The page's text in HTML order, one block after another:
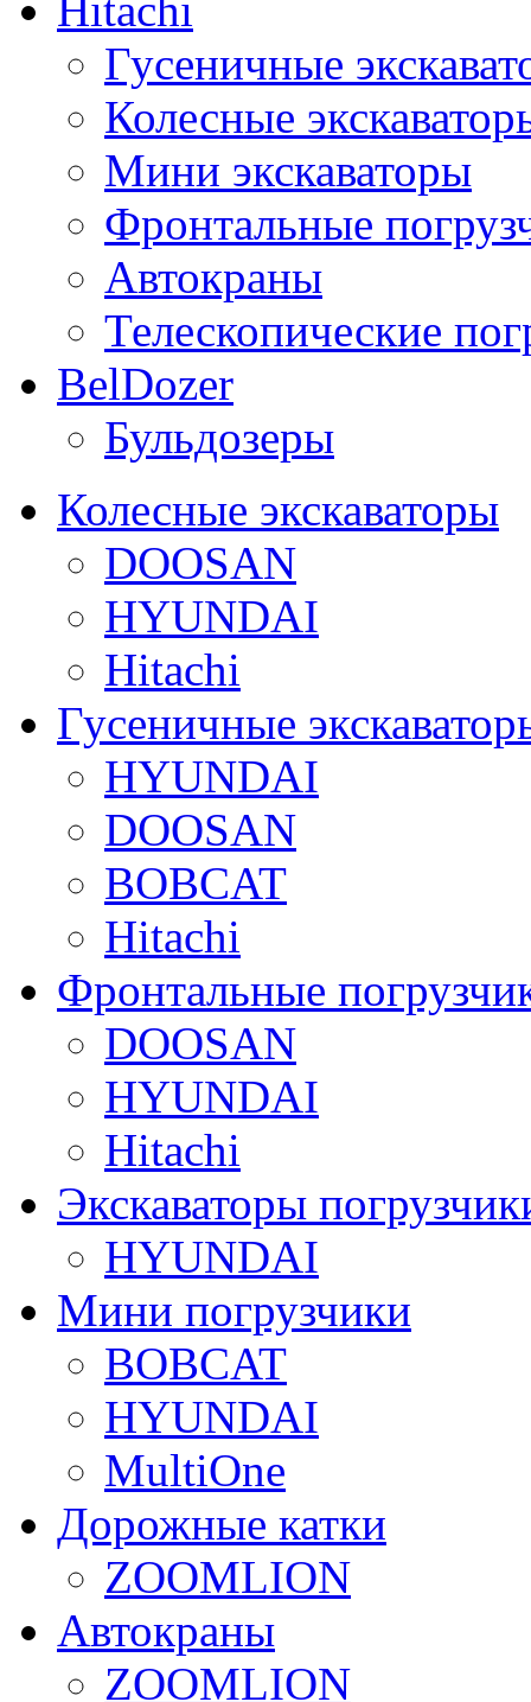
Гусеничные
Колесные
Мини экскаваторы
Фронтальные
Автокраны
Телескопические
BelDozer
Бульдозеры
Колесные экскаваторы
DOOSAN
HYUNDAI
Hitachi
Гусеничные
HYUNDAI
DOOSAN
BOBCAT
Hitachi
Фронтальные
DOOSAN
HYUNDAI
Hitachi
Экскаваторы
HYUNDAI
Мини погрузчики
BOBCAT
HYUNDAI
MultiOne
Дорожные катки
ZOOMLION
Автокраны
ZOOMLION